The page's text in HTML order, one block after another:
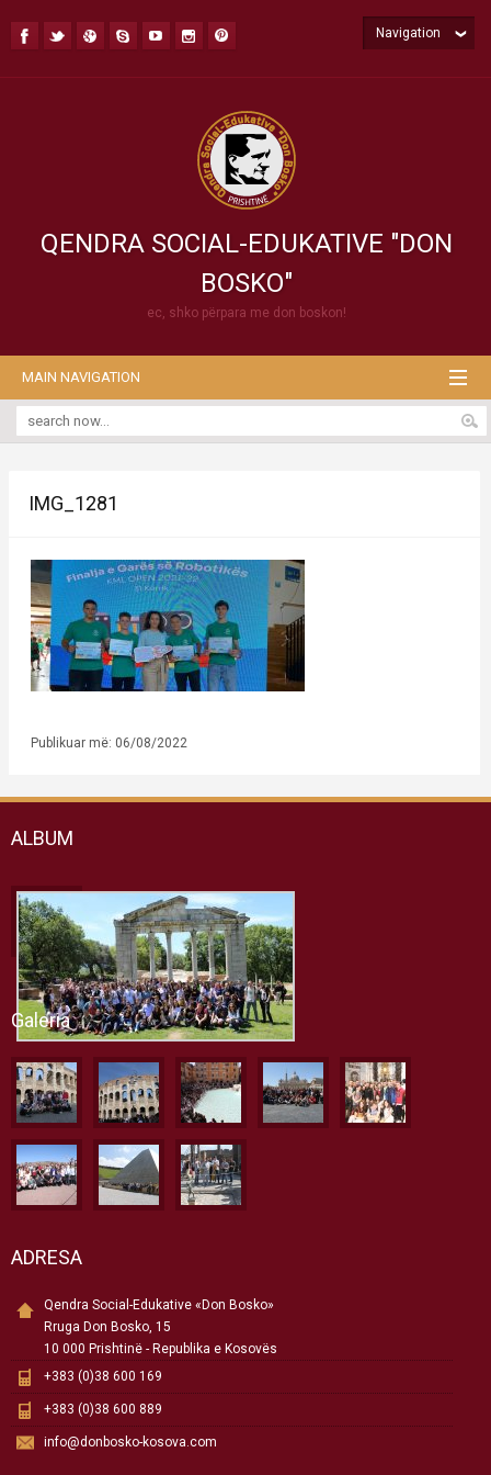
QENDRA SOCIAL-EDUKATIVE "DON
BOSKO"
ec, shko përpara me don boskon!
Navigation
MAIN NAVIGATION
IMG_1281
Publikuar më: 06/08/2022
ALBUM
Galeria
ADRESA
Qendra Social-Edukative «Don Bosko»
Rruga Don Bosko, 15
10 000 Prishtinë - Republika e Kosovës
+383 (0)38 600 169
+383 (0)38 600 889
info@donbosko-kosova.com